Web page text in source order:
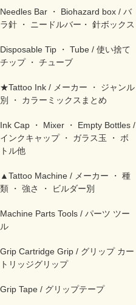
Needles Bar ・ Biohazard box / バ
ラ針 ・ ニードルバー・ 針ボックス
Disposable Tip ・ Tube / 使い捨て
チップ ・ チューブ
★Tattoo Ink / メーカー ・ ジャンル
別 ・ カラーミックスまとめ
Ink Cap ・ Mixer ・ Empty Bottles /
インクキャップ ・ ガラス玉 ・ ボ
トル他
▲Tattoo Machine / メーカー ・ 種
類 ・ 強さ ・ ビルダー別
Machine Parts Tools / パーツ ツー
ル
Grip Cartridge Grip / グリップ カー
トリッジグリップ
Grip Tape / グリップテープ